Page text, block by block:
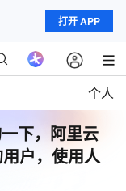
打开 APP
个人
下，阿里云
户，使用人